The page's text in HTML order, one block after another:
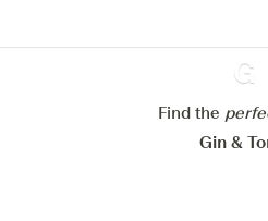
Find the
Gin &
Refuser tout